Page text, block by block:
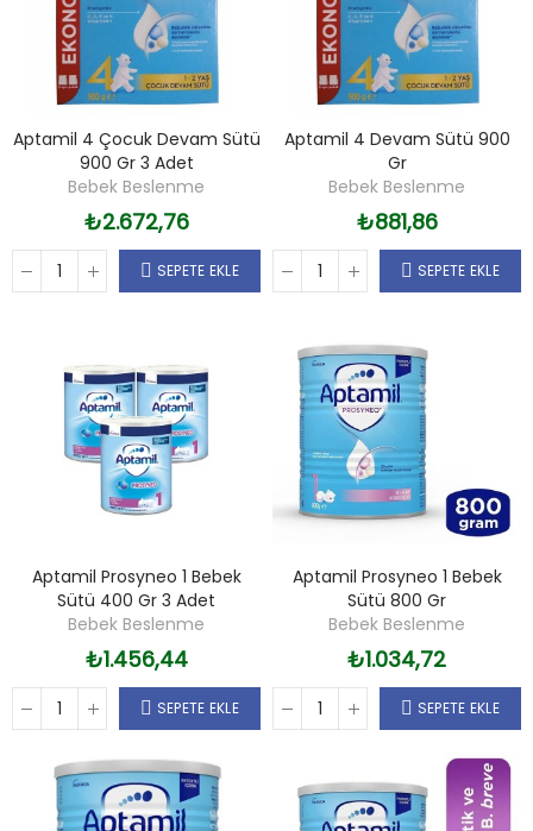
Aptamil 4 Çocuk Devam Sütü
900 Gr 3 Adet
Bebek Beslenme
₺2.672,76
SEPETE EKLE
Aptamil 4 Devam Sütü 900
Gr
Bebek Beslenme
₺881,86
SEPETE EKLE
Aptamil Prosyneo 1 Bebek
Sütü 400 Gr 3 Adet
Bebek Beslenme
₺1.456,44
SEPETE EKLE
Aptamil Prosyneo 1 Bebek
Sütü 800 Gr
Bebek Beslenme
₺1.034,72
SEPETE EKLE